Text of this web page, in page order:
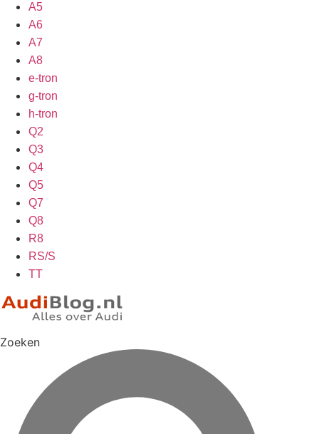
A5
A6
A7
A8
e-tron
g-tron
h-tron
Q2
Q3
Q4
Q5
Q7
Q8
R8
RS/S
TT
Zoeken